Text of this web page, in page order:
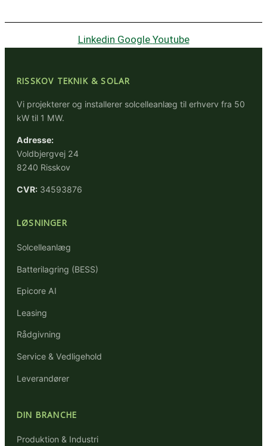
Linkedin Google Youtube
RISSKOV TEKNIK & SOLAR
Vi projekterer og installerer solcelleanlæg til erhverv fra 50
kW til 1 MW.
Adresse:
Voldbjergvej 24
8240 Risskov
CVR: 34593876
LØSNINGER
Solcelleanlæg
Batterilagring (BESS)
Epicore AI
Leasing
Rådgivning
Service & Vedligehold
Leverandører
DIN BRANCHE
Produktion & Industri